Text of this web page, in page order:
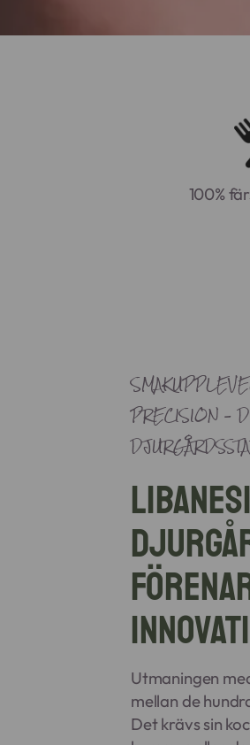
100%
PRECISION –
Utmaningen
mellan de
Det krävs sin